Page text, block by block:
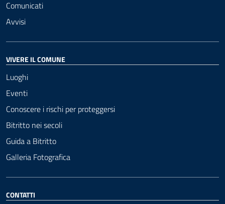
Comunicati
Avvisi
VIVERE IL COMUNE
Luoghi
Eventi
Conoscere i rischi per proteggersi
Bitritto nei secoli
Guida a Bitritto
Galleria Fotografica
CONTATTI